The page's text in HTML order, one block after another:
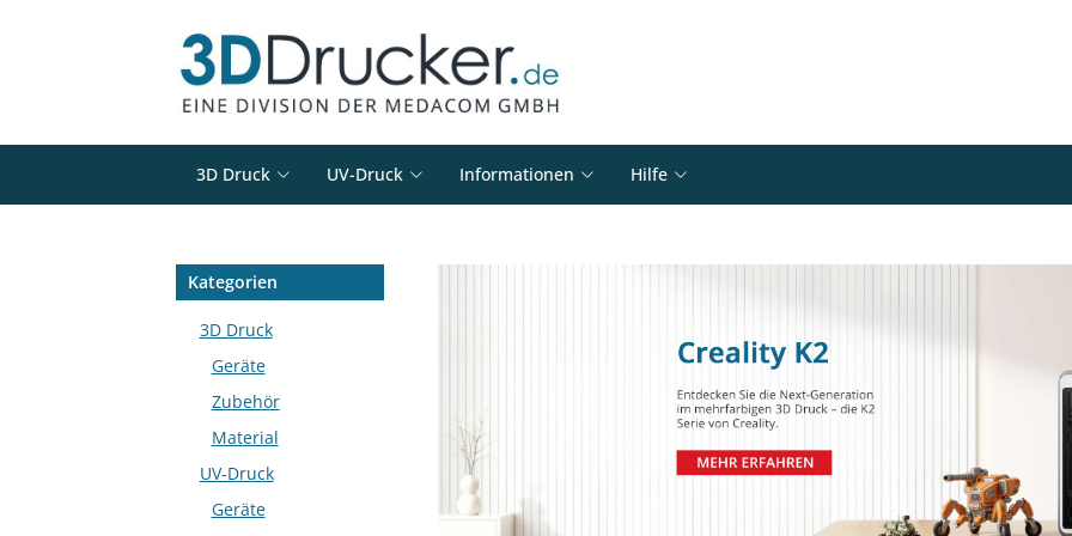
3D Druck UV-Druck Informationen Hilfe
Kategorien
3D Druck
Geräte
Zubehör
Material
UV-Druck
Geräte